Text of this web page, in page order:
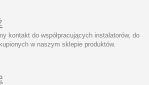
kontakt do współpracujących instalatorów, do
w naszym sklepie produktów.